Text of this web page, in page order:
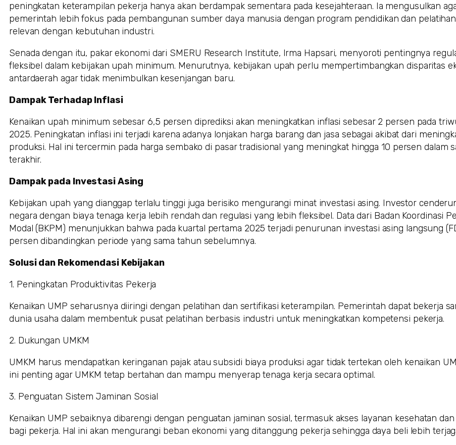
peningkatan keterampilan pekerja hanya akan berdampak sementara pada kesejahteraan. Ia mengusulkan
pemerintah lebih fokus pada pembangunan sumber daya manusia dengan program pendidikan dan
relevan dengan kebutuhan industri.
Senada dengan itu, pakar ekonomi dari SMERU Research Institute, Irma Hapsari, menyoroti pentingnya
fleksibel dalam kebijakan upah minimum. Menurutnya, kebijakan upah perlu mempertimbangkan disparitas
antardaerah agar tidak menimbulkan kesenjangan baru.
Dampak Terhadap Inflasi
Kenaikan upah minimum sebesar 6,5 persen diprediksi akan meningkatkan inflasi sebesar 2 persen pada
2025. Peningkatan inflasi ini terjadi karena adanya lonjakan harga barang dan jasa sebagai akibat dari
produksi. Hal ini tercermin pada harga sembako di pasar tradisional yang meningkat hingga 10 persen dalam
terakhir.
Dampak pada Investasi Asing
Kebijakan upah yang dianggap terlalu tinggi juga berisiko mengurangi minat investasi asing. Investor
negara dengan biaya tenaga kerja lebih rendah dan regulasi yang lebih fleksibel. Data dari Badan Koordinasi
Modal (BKPM) menunjukkan bahwa pada kuartal pertama 2025 terjadi penurunan investasi asing langsung
persen dibandingkan periode yang sama tahun sebelumnya.
Solusi dan Rekomendasi Kebijakan
1. Peningkatan Produktivitas Pekerja
Kenaikan UMP seharusnya diiringi dengan pelatihan dan sertifikasi keterampilan. Pemerintah dapat bekerja
dunia usaha dalam membentuk pusat pelatihan berbasis industri untuk meningkatkan kompetensi pekerja.
2. Dukungan UMKM
UMKM harus mendapatkan keringanan pajak atau subsidi biaya produksi agar tidak tertekan oleh kenaikan
ini penting agar UMKM tetap bertahan dan mampu menyerap tenaga kerja secara optimal.
3. Penguatan Sistem Jaminan Sosial
Kenaikan UMP sebaiknya dibarengi dengan penguatan jaminan sosial, termasuk akses layanan kesehatan
bagi pekerja. Hal ini akan mengurangi beban ekonomi yang ditanggung pekerja sehingga daya beli lebih